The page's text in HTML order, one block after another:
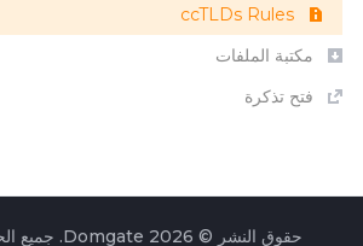
مكتبة الملفات
فتح تذكرة
حقوق النشر © 2026 Domgate. جميع الحقوق محفوظة.